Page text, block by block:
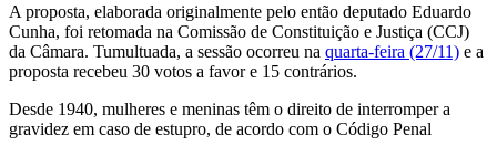
A proposta, elaborada originalmente pelo então deputado Eduardo
Cunha, foi retomada na Comissão de Constituição e Justiça (CCJ)
da Câmara. Tumultuada, a sessão ocorreu na quarta-feira (27/11) e a
proposta recebeu 30 votos a favor e 15 contrários.
Desde 1940, mulheres e meninas têm o direito de interromper a
gravidez em caso de estupro, de acordo com o Código Penal